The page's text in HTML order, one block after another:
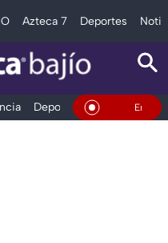
Azteca 7 Deportes
Deportes Espectáculos
En Vivo